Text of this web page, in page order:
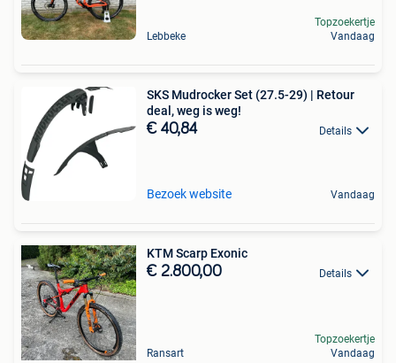
Lebbeke
Topzoekertje
Vandaag
SKS Mudrocker Set (27.5-29) | Retour
deal, weg is weg!
€ 40,84 Details
Bezoek website Vandaag
KTM Scarp Exonic
€ 2.800,00 Details
Ransart
Topzoekertje
Vandaag